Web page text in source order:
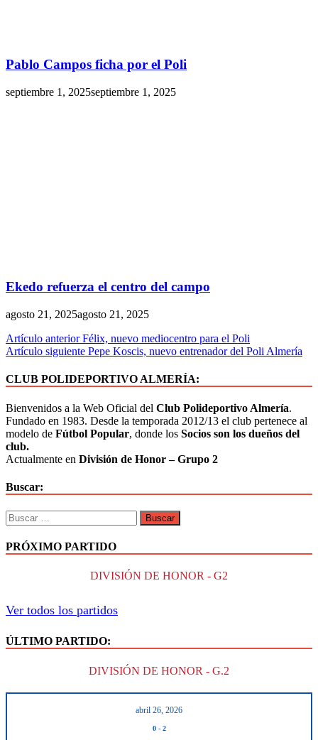
Pablo Campos ficha por el Poli
septiembre 1, 2025septiembre 1, 2025
Ekedo refuerza el centro del campo
agosto 21, 2025agosto 21, 2025
Artículo anterior Félix, nuevo mediocentro para el Poli
Artículo siguiente Pepe Koscis, nuevo entrenador del Poli Almería
CLUB POLIDEPORTIVO ALMERÍA:
Bienvenidos a la Web Oficial del Club Polideportivo Almería.
Fundado en 1983. Desde la temporada 2012/13 el club pertenece al
modelo de Fútbol Popular, donde los Socios son los dueños del
club.
Actualmente en División de Honor – Grupo 2
Buscar:
PRÓXIMO PARTIDO
DIVISIÓN DE HONOR - G2
Ver todos los partidos
ÚLTIMO PARTIDO:
DIVISIÓN DE HONOR - G.2
abril 26, 2026
0- 2